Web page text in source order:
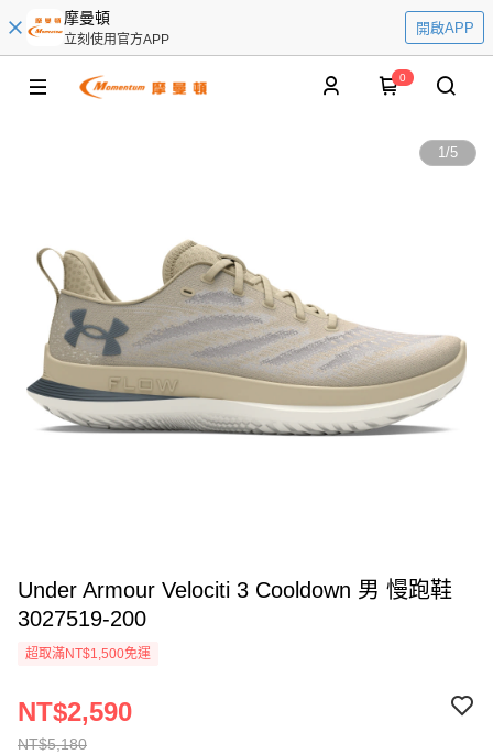
摩曼頓
立刻使用官方APP
開啟APP
0
1/5
Under Armour Velociti 3 Cooldown 男 慢跑鞋
3027519-200
超取滿NT$1,500免運
NT$5,180
NT$2,590